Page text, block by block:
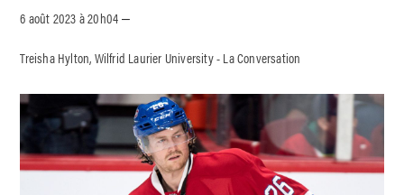
6 août 2023 à 20h04 –
Treisha Hylton, Wilfrid Laurier University - La Conversation